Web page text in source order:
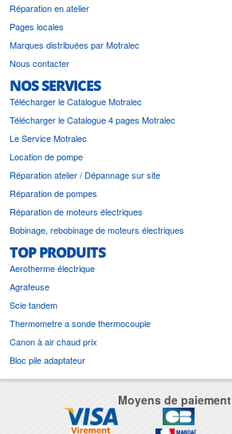
Réparation en atelier
Pages locales
Marques distribuées par Motralec
Nous contacter
NOS SERVICES
Télécharger le Catalogue Motralec
Télécharger le Catalogue 4 pages Motralec
Le Service Motralec
Location de pompe
Réparation atelier / Dépannage sur site
Réparation de pompes
Réparation de moteurs électriques
Bobinage, rebobinage de moteurs électriques
TOP PRODUITS
Aerotherme électrique
Agrafeuse
Scie tandem
Thermometre a sonde thermocouple
Canon à air chaud prix
Bloc pile adaptateur
Moyens de paiement